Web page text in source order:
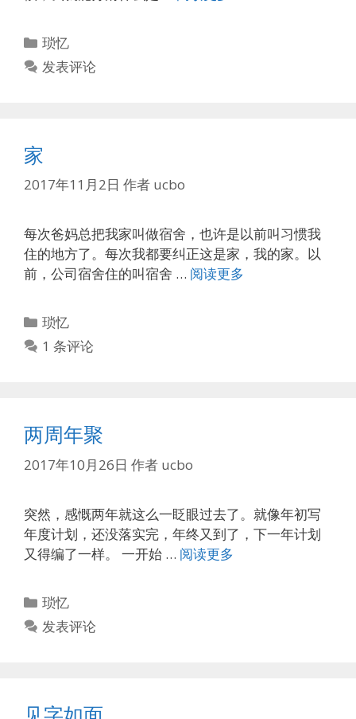
分
类
琐忆
发表评论
家
2017年11月2日 作者 ucbo
每次爸妈总把我家叫做宿舍，也许是以前叫习惯我
住的地方了。每次我都要纠正这是家，我的家。以
前，公司宿舍住的叫宿舍 … 阅读更多
分
类
琐忆
1 条评论
两周年聚
2017年10月26日 作者 ucbo
突然，感慨两年就这么一眨眼过去了。就像年初写
年度计划，还没落实完，年终又到了，下一年计划
又得编了一样。 一开始 … 阅读更多
分
类
琐忆
发表评论